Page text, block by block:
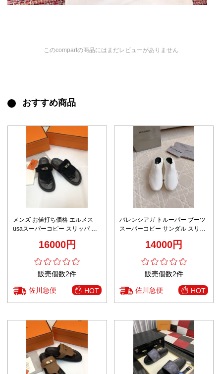
このcompartの商品にはまだレビューがありません
おすすめ商品
メンズ お値打ち価格 エルメス
usaスーパーコピー スリッパ サ
16000円
販売個数2件
佐川急便 HOT
バレンシアガ トルーパー ブーツ
スーパーコピー サンダル スリッ
やすい ホワイト14000円
販売個数2件
佐川急便 HOT